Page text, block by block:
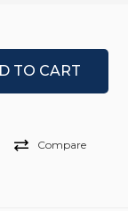
Compare